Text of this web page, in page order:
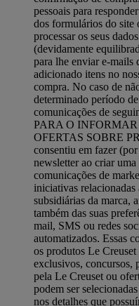
pessoais para
dos formulários do site
processar os seus
(devidamente
para lhe enviar e-mails
adicionado itens no
compra. No caso de
determinado período
comunicações de
PARA O
OFERTAS SOBRE
consentiu em fazer
newsletter ao criar
comunicações de
iniciativas
subsidiárias da marca,
também das suas
mail, SMS ou redes
automatizados. Essas
os produtos Le
exclusivos, concursos,
pela Le Creuset ou
podem ser
nos detalhes que